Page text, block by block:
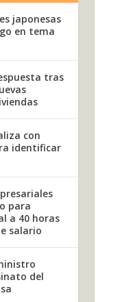
japonesas
en tema
tras
con
identificar
para
a 40 horas
salario
del